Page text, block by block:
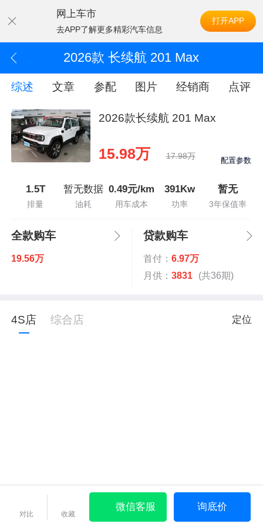
网上车市
去APP了解更多精彩汽车信息
打开APP
2026款 长续航 201 Max
综述 文章 参配 图片 经销商 点评
2026款长续航 201 Max
15.98万 17.98万 配置参数
1.5T
排量
暂无数据
油耗
0.49元/km
用车成本
391Kw
功率
暂无
3年保值率
全款购车
19.56万
贷款购车
首付： 6.97万
月供： 3831 (共36期)
4S店 综合店 定位
对比 收藏
微信客服 询底价